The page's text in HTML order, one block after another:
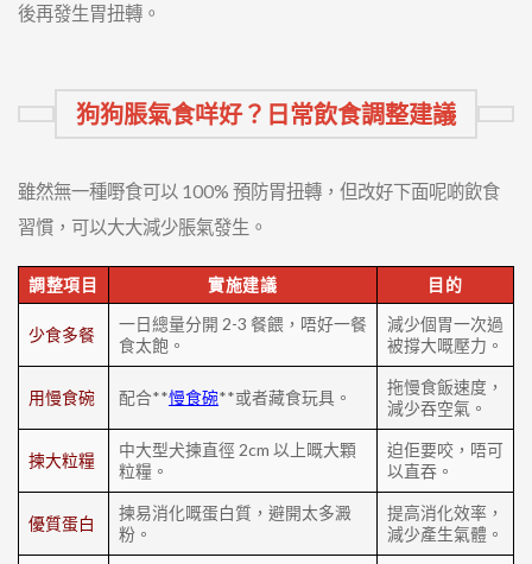
後再發生胃扭轉。
狗狗脹氣食咩好？日常飲食調整建議
雖然無一種嘢食可以 100% 預防胃扭轉，但改好下面呢啲飲食
習慣，可以大大減少脹氣發生。
調整項目 實施建議 目的
少食多餐
一日總量分開 2-3 餐餵，唔好一餐
食太飽。
減少個胃一次過
被撐大嘅壓力。
用慢食碗 配合**慢食碗**或者藏食玩具。
拖慢食飯速度，
減少吞空氣。
揀大粒糧
中大型犬揀直徑 2cm 以上嘅大顆
粒糧。
迫佢要咬，唔可
以直吞。
優質蛋白
揀易消化嘅蛋白質，避開太多澱
粉。
提高消化效率，
減少產生氣體。